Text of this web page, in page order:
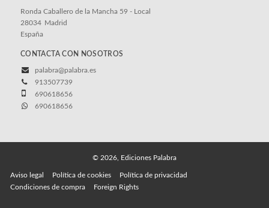
Ronda Caballero de la Mancha 59 - Local
28034 Madrid
España
CONTACTA CON NOSOTROS
palabra@palabra.es
913507739
690618656
690618656
© 2026, Ediciones Palabra
Aviso legal Política de cookies
Política de privacidad
Condiciones de compra
Foreign Rights